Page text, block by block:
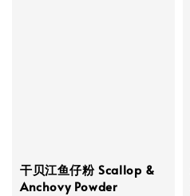
干贝江鱼仔粉 Scallop &
Anchovy Powder